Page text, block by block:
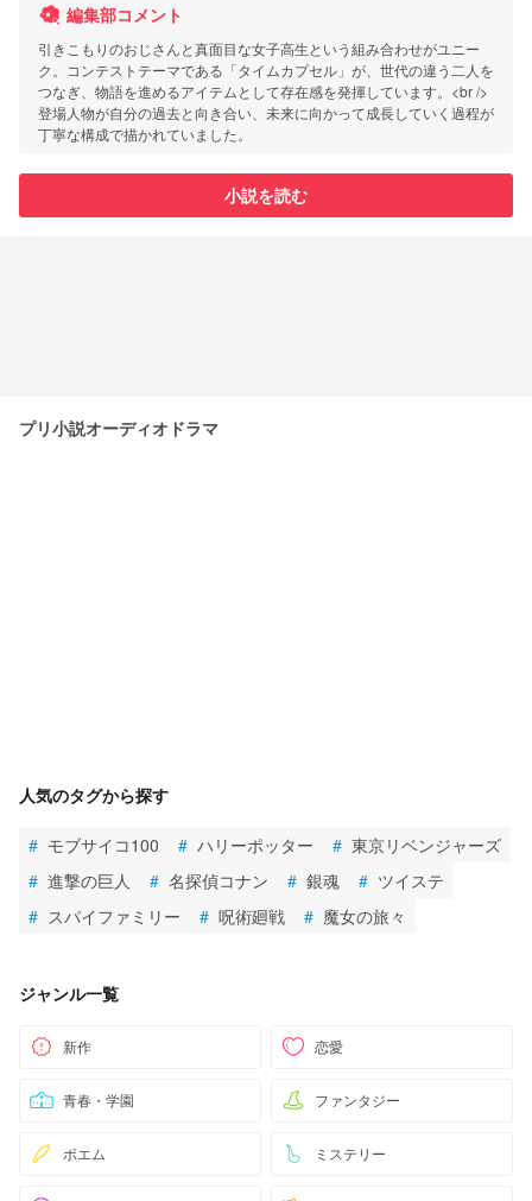
編集部コメント
引きこもりのおじさんと真面目な女子高生という組み合わせがユニー
ク。コンテストテーマである「タイムカプセル」が、世代の違う二人を
つなぎ、物語を進めるアイテムとして存在感を発揮しています。<br />
登場人物が自分の過去と向き合い、未来に向かって成長していく過程が
丁寧な構成で描かれていました。
小説を読む
プリ小説オーディオドラマ
人気のタグから探す
# モブサイコ100 # ハリーポッター # 東京リベンジャーズ
# 進撃の巨人 # 名探偵コナン # 銀魂 # ツイステ
# スパイファミリー # 呪術廻戦 # 魔女の旅々
ジャンル一覧
新作 恋愛
青春・学園 ファンタジー
ポエム ミステリー